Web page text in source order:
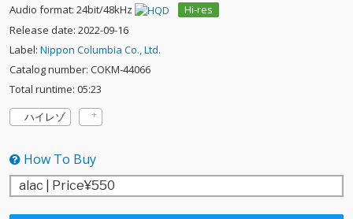
Audio format: 24bit/48kHz
Hi-res
Release date: 2022-09-16
Label: Nippon Columbia Co., Ltd.
Catalog number: COKM-44066
Total runtime: 05:23
ハイレゾ
How To Buy